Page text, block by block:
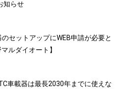
知らせ
のセットアップにWEB申請が必要と
ルダイオート】
車載器は最長2030年までに使えな